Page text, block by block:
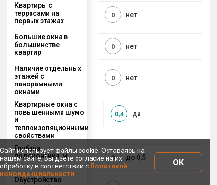
Квартиры с
террасами на
первых этажах
нет
0
Большие окна в
большинстве
квартир
нет
0
Наличие отдельных
этажей с
панорамными
окнами
нет
0
Квартирные окна с
повышенными шумо
и
теплоизоляционными
свойствами
да
0,4
Глубина
подоконника, м
до 0,5
0
Обустройство
Сайт использует файлы cookie. Оставаясь на
нашем сайте, Вы даете согласие на их
обработку в соответствии с Политикой
конфиденциальности
ОК